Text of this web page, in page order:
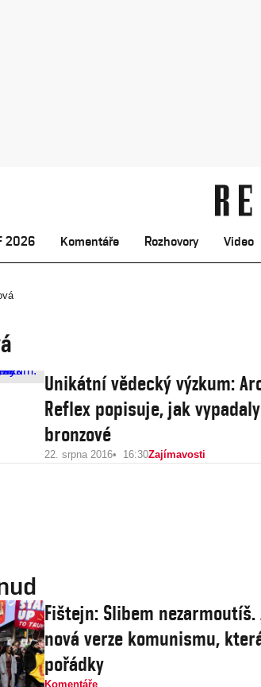
2026 Komentáře Rozhovory Video
Unikátní vědecký výzkum:
Reflex popisuje, jak
bronzové
22. srpna 2016 16:30Zajímavosti
Fištejn: Slibem
nová verze komunismu,
pořádky
Komentáře